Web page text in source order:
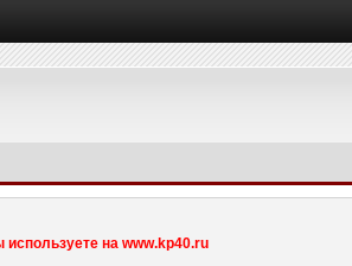
на www.kp40.ru